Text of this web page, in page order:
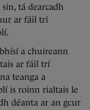
tá dearcadh
ar fáil trí
a chuireann
ar fáil trí
teanga a
is roinn rialtais le
déanta ar an gcur